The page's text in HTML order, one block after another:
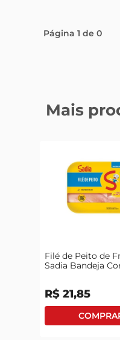
Página 1 de 0
Mais
Filé de Peito de
Sadia Bandeja
R$ 21,85